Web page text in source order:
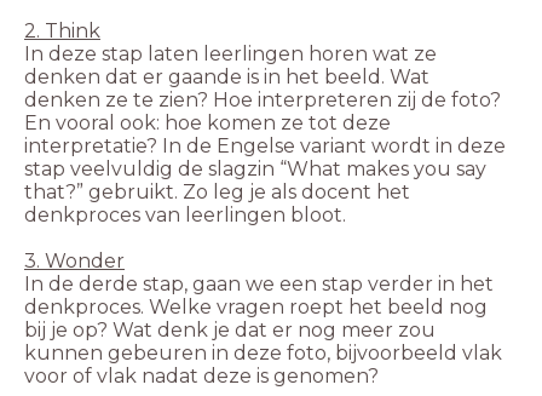
In deze stap laten leerlingen horen wat ze
denken dat er gaande is in het beeld. Wat
denken ze te zien? Hoe interpreteren zij de foto?
En vooral ook: hoe komen ze tot deze
interpretatie? In de Engelse variant wordt in deze
stap veelvuldig de slagzin “What makes you say
that?” gebruikt. Zo leg je als docent het
In de derde stap, gaan we een stap verder in het
denkproces. Welke vragen roept het beeld nog
bij je op? Wat denk je dat er nog meer zou
kunnen gebeuren in deze foto, bijvoorbeeld vlak